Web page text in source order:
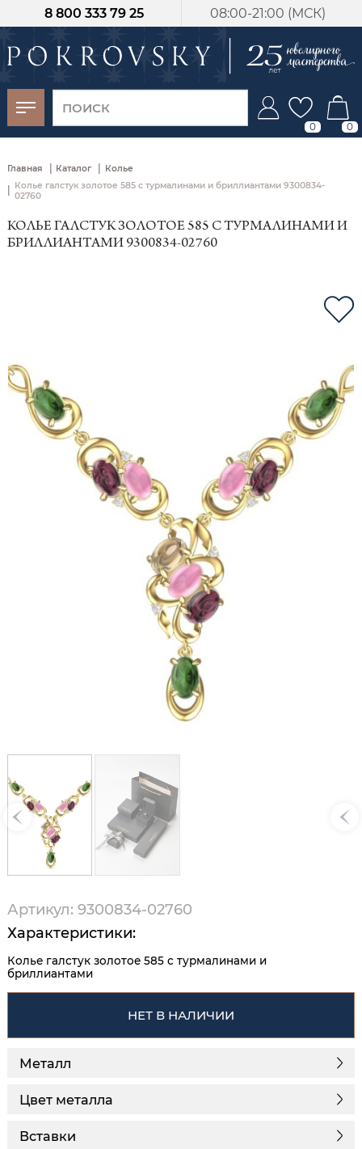
08:00-21:00 (МСК)
8 800 333 79 25
0 0
Главная | Каталог | Колье
Колье галстук золотое 585 с турмалинами и бриллиантами 9300834-
02760
КОЛЬЕ ГАЛСТУК ЗОЛОТОЕ 585 С ТУРМАЛИНАМИ И
БРИЛЛИАНТАМИ 9300834-02760
Артикул: 9300834-02760
Характеристики:
Колье галстук золотое 585 с турмалинами и
бриллиантами
НЕТ В НАЛИЧИИ
Металл
Цвет металла
Вставки
-30%
от 15 дней с
момента оплаты